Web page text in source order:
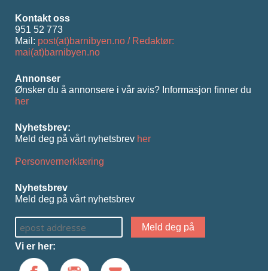
Kontakt oss
951 52 773
Mail: post(at)barnibyen.no / Redaktør:
mai(at)barnibyen.no
Annonser
Ønsker du å annonsere i vår avis? Informasjon ﬁnner du
her
Nyhetsbrev:
Meld deg på vårt nyhetsbrev her
Personvernerklæring
Nyhetsbrev
Meld deg på vårt nyhetsbrev
Vi er her: